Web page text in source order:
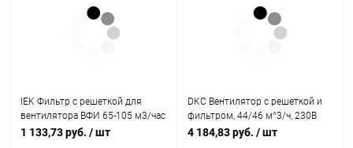
IEK Фильтр c решеткой для
вентилятора ВФИ 65-105 м3/час
IEK
1 133,73 руб. / шт
DKC Вентилятор с решеткой и
фильтром, 44/46 м^3/ч, 230В
(R5RV12230)
4 184,83 руб. / шт